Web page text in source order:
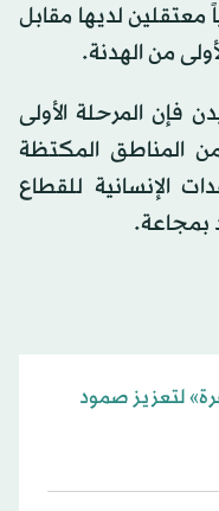
فلسطينياً معتقلين لديها مقابل
فإن المرحلة الأولى
من المناطق المكتظة
الإنسانية للقطاع
بمجاعة.
لتعزيز صمود